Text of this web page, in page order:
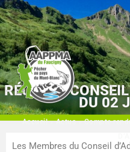
Aller
au
contenu
RÉUNION
DU 02
Accueil»Actus»Compte
Les Membres du Conseil